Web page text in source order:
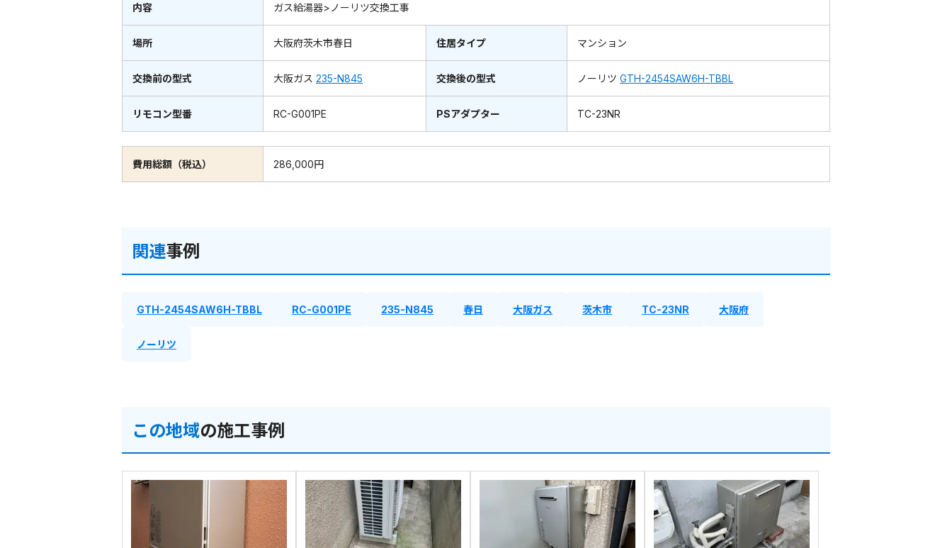
内容 ガス給湯器>ノーリツ交換工事
場所 大阪府茨木市春日 住居タイプ マンション
交換前の型式 大阪ガス 235-N845 交換後の型式 ノーリツ GTH-2454SAW6H-TBBL
リモコン型番 RC-G001PE PSアダプター TC-23NR
費用総額（税込） 286,000円
関連事例
GTH-2454SAW6H-TBBL RC-G001PE 235-N845 春日 大阪ガス 茨木市 TC-23NR 大阪府
ノーリツ
この地域の施工事例